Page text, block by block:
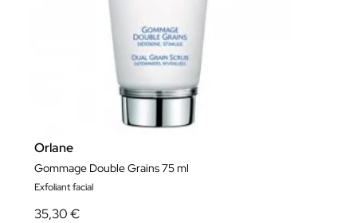
Orlane
Gommage Double Grains 75 ml
Exfoliant facial
35,30 €